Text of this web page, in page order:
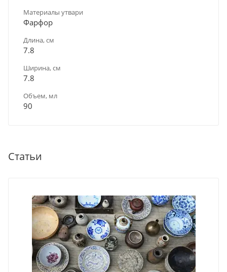
Материалы утвари
Фарфор
Длина, см
7.8
Ширина, см
7.8
Объем, мл
90
Статьи